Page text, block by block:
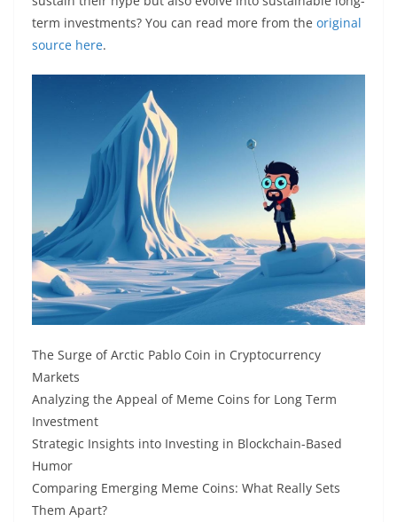
term investments? You can read more from the original
source here.
The Surge of Arctic Pablo Coin in Cryptocurrency
Markets
Analyzing the Appeal of Meme Coins for Long Term
Investment
Strategic Insights into Investing in Blockchain-Based
Humor
Comparing Emerging Meme Coins: What Really Sets
Them Apart?